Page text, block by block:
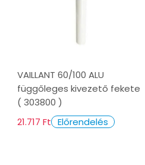
VAILLANT 60/100 ALU
függőleges kivezető fekete
( 303800 )
21.717 Ft Előrendelés